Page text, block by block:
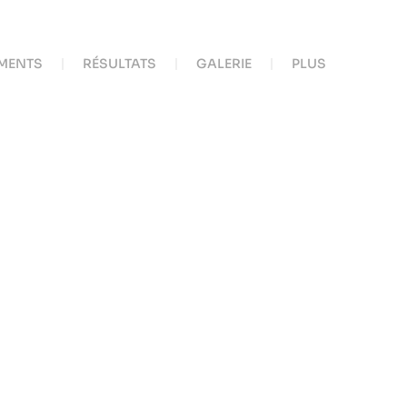
RÉSULTATS GALERIE PLUS